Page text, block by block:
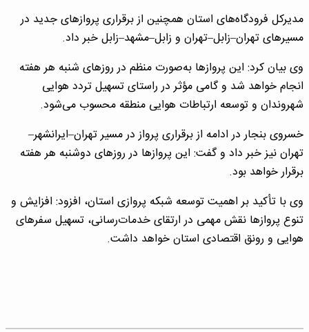
مدیرکل فرودگاه‌های استان همچنین از برقراری پروازهای جدید در
مسیرهای تهران–زابل–تهران و زابل–مشهد–زابل خبر داد.
وی بیان کرد: این پروازها به‌صورت منظم در روزهای شنبه هر هفته
انجام خواهد شد و گامی مؤثر در راستای تسهیل تردد هوایی
شهروندان و توسعه ارتباطات هوایی منطقه محسوب می‌شود.
خسروی بنجار در ادامه از برقراری پرواز در مسیر تهران–ایرانشهر–
تهران نیز خبر داد و گفت: این پروازها در روزهای دوشنبه هر هفته
برقرار خواهد بود.
وی با تأکید بر اهمیت توسعه شبکه پروازی استان، افزود: افزایش و
تنوع پروازها نقش مهمی در ارتقای خدمات‌رسانی، تسهیل سفرهای
هوایی و رونق اقتصادی استان خواهد داشت.